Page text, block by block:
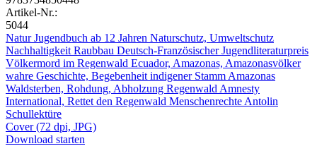
Artikel-Nr.:
5044
NaturJugendbuch ab 12 Jahren Naturschutz, Umweltschutz
Nachhaltigkeit Raubbau Deutsch-Französischer Jugendliteraturpreis
Völkermord im Regenwald Ecuador, Amazonas, Amazonasvölker
wahre Geschichte, Begebenheit indigener Stamm Amazonas
Waldsterben, Rohdung, Abholzung Regenwald Amnesty
International, Rettet den Regenwald Menschenrechte Antolin
Schullektüre
Cover (72 dpi, JPG)
Download starten